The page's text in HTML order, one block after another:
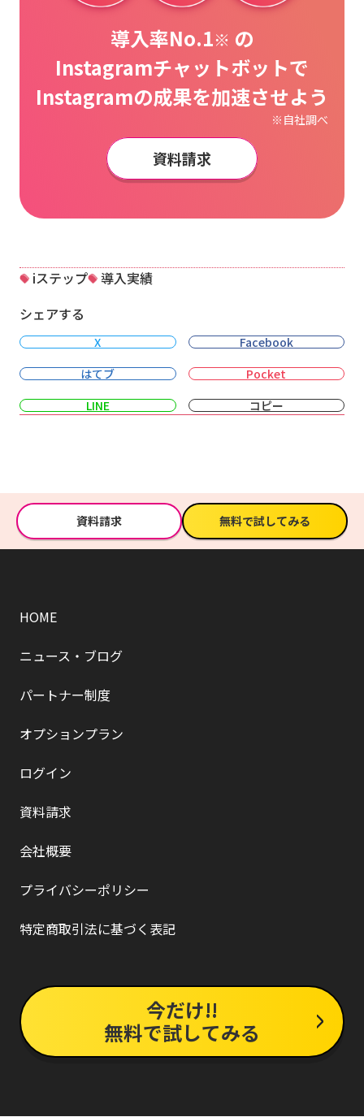
導入率No.1※ の
Instagramチャットボットで
Instagramの成果を加速させよう
※自社調べ
資料請求
iステップ
導入実績
シェアする
X
Facebook
はてブ
Pocket
LINE
コピー
資料請求 無料で試してみる
HOME
ニュース・ブログ
パートナー制度
オプションプラン
ログイン
資料請求
会社概要
プライバシーポリシー
特定商取引法に基づく表記
今だけ!!
無料で試してみる